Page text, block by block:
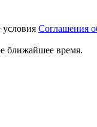
Соглашения
ближайшее время.